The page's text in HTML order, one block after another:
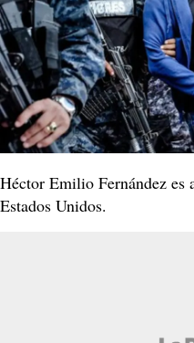
Héctor Emilio Fernández es
Estados Unidos.